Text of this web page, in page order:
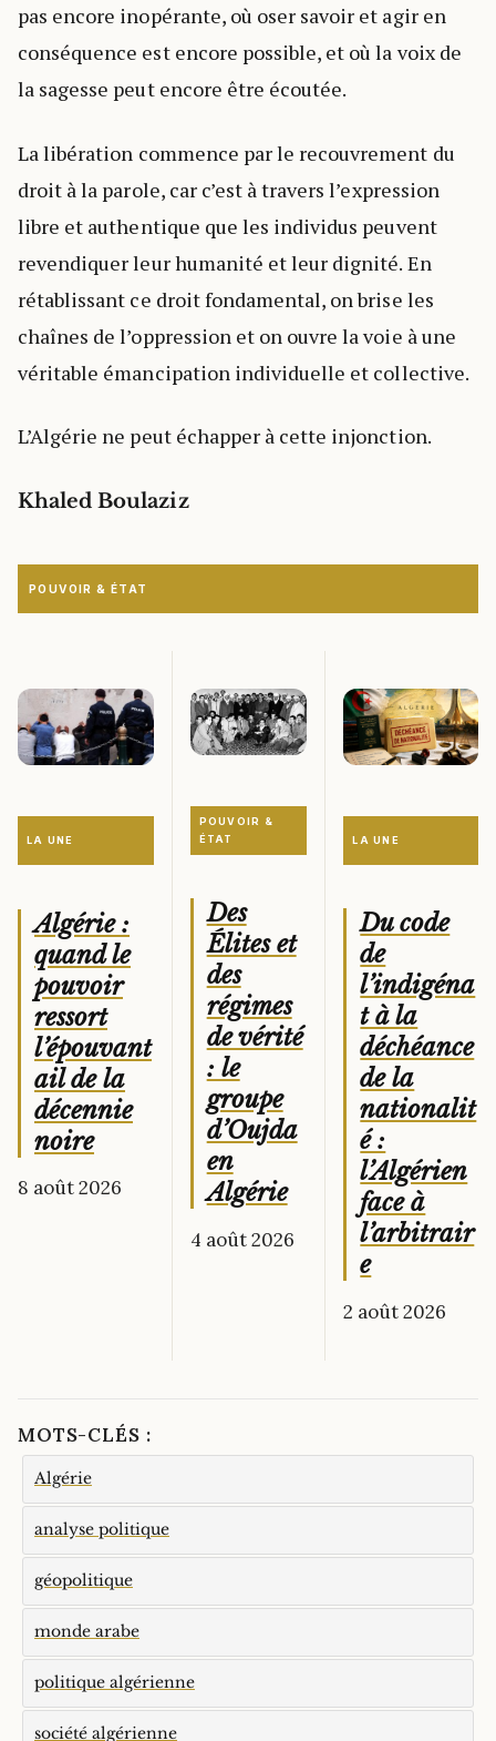
pas encore inopérante, où oser savoir et agir en
conséquence est encore possible, et où la voix de
la sagesse peut encore être écoutée.
La libération commence par le recouvrement du
droit à la parole, car c’est à travers l’expression
libre et authentique que les individus peuvent
revendiquer leur humanité et leur dignité. En
rétablissant ce droit fondamental, on brise les
chaînes de l’oppression et on ouvre la voie à une
véritable émancipation individuelle et collective.
L’Algérie ne peut échapper à cette injonction.
Khaled Boulaziz
POUVOIR & ÉTAT
LA UNE
Algérie :
quand le
pouvoir
ressort
l’épouvant
ail de la
décennie
noire
8 août 2026
POUVOIR &
ÉTAT
Des
Élites et
des
régimes
de vérité
: le
groupe
d’Oujda
en
Algérie
4 août 2026
LA UNE
Du code
de
l’indigéna
t à la
déchéance
de la
nationalit
é :
l’Algérien
face à
l’arbitrair
e
2 août 2026
MOTS-CLÉS :
Algérie
analyse politique
géopolitique
monde arabe
politique algérienne
société algérienne